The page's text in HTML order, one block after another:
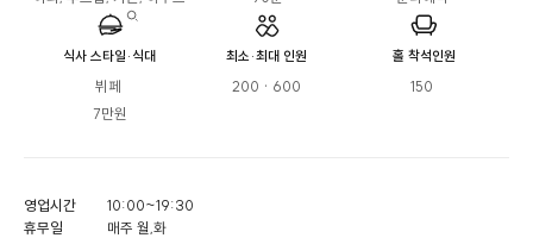
식사 스타일·식대
뷔페
7만원
최소·최대 인원
200 · 600
홀 착석인원
150
영업시간
10:00~19:30
휴무일
매주 월,화